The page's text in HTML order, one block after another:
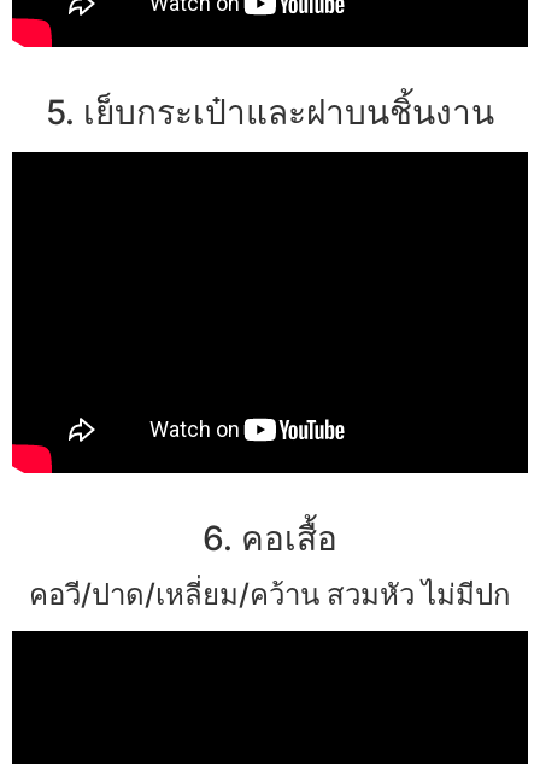
5. เย็บกระเป๋าและฝาบนชิ้นงาน
6. คอเสื้อ
คอวี/ปาด/เหลี่ยม/คว้าน สวมหัว ไม่มีปก